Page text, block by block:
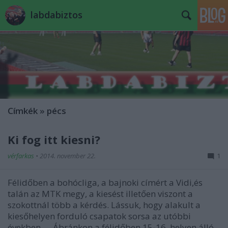
labdabiztos
Címkék » pécs
Ki fog itt kiesni?
vérfarkas • 2014. november 22. 1
Félidőben a bohócliga, a bajnoki címért a Vidi,és
talán az MTK megy, a kiesést illetően viszont a
szokottnál több a kérdés. Lássuk, hogy alakult a
kiesőhelyen forduló csapatok sorsa az utóbbi